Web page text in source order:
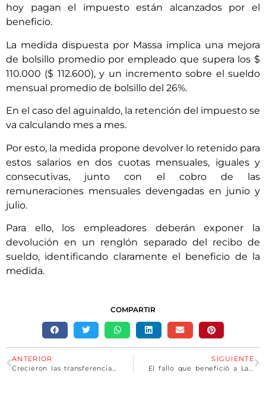
hoy pagan el impuesto están alcanzados por el
beneficio.
La medida dispuesta por Massa implica una mejora
de bolsillo promedio por empleado que supera los $
110.000 ($ 112.600), y un incremento sobre el sueldo
mensual promedio de bolsillo del 26%.
En el caso del aguinaldo, la retención del impuesto se
va calculando mes a mes.
Por esto, la medida propone devolver lo retenido para
estos salarios en dos cuotas mensuales, iguales y
consecutivas, junto con el cobro de las
remuneraciones mensuales devengadas en junio y
julio.
Para ello, los empleadores deberán exponer la
devolución en un renglón separado del recibo de
sueldo, identificando claramente el beneficio de la
medida.
COMPARTIR
ANTERIOR
Crecieron las transferencias no automáticas de Nación: Santa Fe recibió $6.257 millones
SIGUIENTE
El fallo que benefició a Larreta con la coparticipación es la próxima parada del juicio político a la Corte